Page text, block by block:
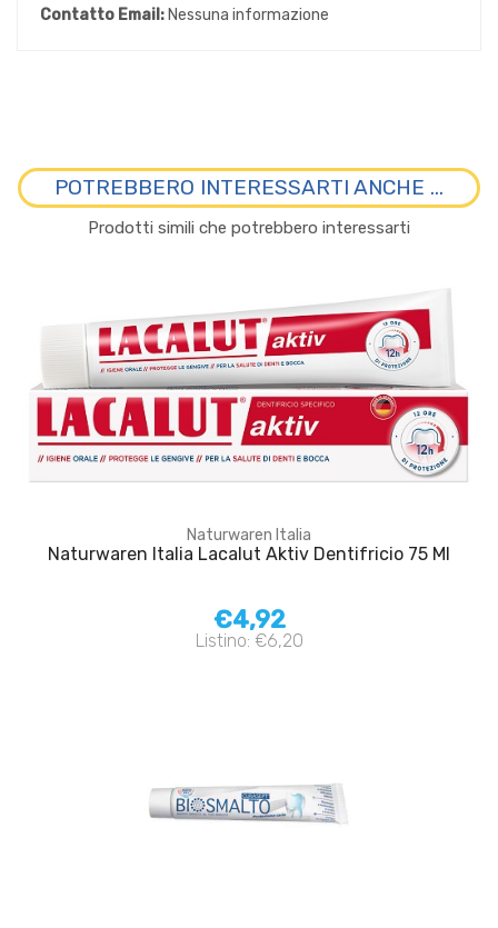
Contatto Email: Nessuna informazione
POTREBBERO INTERESSARTI ANCHE ...
Prodotti simili che potrebbero interessarti
Naturwaren Italia
Naturwaren Italia Lacalut Aktiv Dentifricio 75 Ml
€4,92
Listino: €6,20